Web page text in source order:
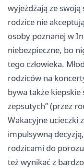
wyjeżdżają ze swoją
rodzice nie
osoby poznanej w
niebezpieczne, bo
tego człowieka.
rodziców na
bywa także
zepsutych” (przez
Wakacyjne ucieczki
impulsywną
rodzicami do
też wynikać z